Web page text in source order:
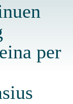
per